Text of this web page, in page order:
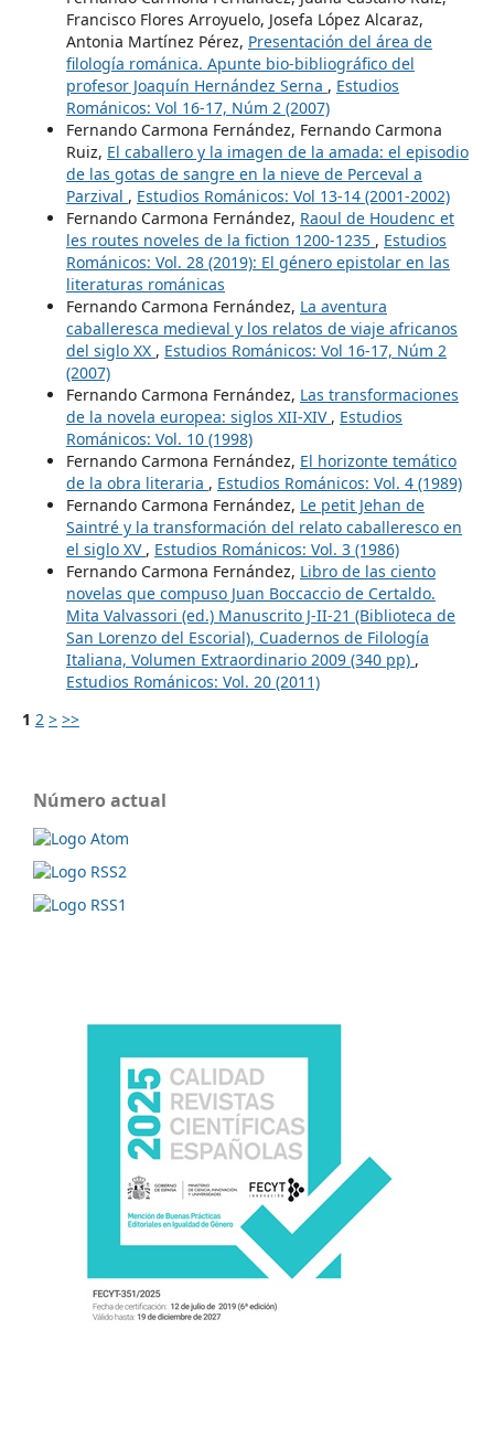
Francisco Flores Arroyuelo, Josefa López Alcaraz,
Antonia Martínez Pérez, Presentación del área de
filología románica. Apunte bio-bibliográfico del
profesor Joaquín Hernández Serna , Estudios
Románicos: Vol 16-17, Núm 2 (2007)
Fernando Carmona Fernández, Fernando Carmona
Ruiz, El caballero y la imagen de la amada: el episodio
de las gotas de sangre en la nieve de Perceval a
Parzival , Estudios Románicos: Vol 13-14 (2001-2002)
Fernando Carmona Fernández, Raoul de Houdenc et
les routes noveles de la fiction 1200-1235 , Estudios
Románicos: Vol. 28 (2019): El género epistolar en las
literaturas románicas
Fernando Carmona Fernández, La aventura
caballeresca medieval y los relatos de viaje africanos
del siglo XX , Estudios Románicos: Vol 16-17, Núm 2
(2007)
Fernando Carmona Fernández, Las transformaciones
de la novela europea: siglos XII-XIV , Estudios
Románicos: Vol. 10 (1998)
Fernando Carmona Fernández, El horizonte temático
de la obra literaria , Estudios Románicos: Vol. 4 (1989)
Fernando Carmona Fernández, Le petit Jehan de
Saintré y la transformación del relato caballeresco en
el siglo XV , Estudios Románicos: Vol. 3 (1986)
Fernando Carmona Fernández, Libro de las ciento
novelas que compuso Juan Boccaccio de Certaldo.
Mita Valvassori (ed.) Manuscrito J-II-21 (Biblioteca de
San Lorenzo del Escorial), Cuadernos de Filología
Italiana, Volumen Extraordinario 2009 (340 pp) ,
Estudios Románicos: Vol. 20 (2011)
1 2 > >>
Número actual